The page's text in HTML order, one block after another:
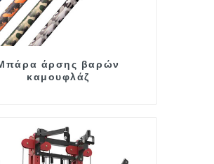
άρσης βαρών
καμουφλάζ